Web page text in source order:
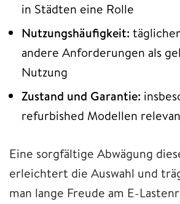
in Städten eine Rolle
Nutzungshäufigkeit:
andere Anforderungen als
Nutzung
Zustand und Garantie:
refurbished Modellen
Eine sorgfältige Abwägung
erleichtert die Auswahl und
man lange Freude am E-